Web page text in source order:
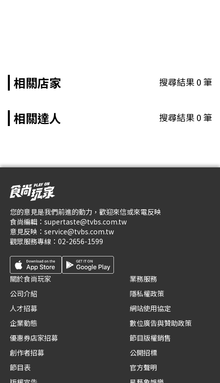
相關店家 搜尋結果0筆
相關達人 搜尋結果0筆
您的意見是我們前進的動力，歡迎來信或來電反映
食尚編輯： supertaste@tvbs.com.tw
意見反映： service@tvbs.com.tw
觀眾服務專線： 02-2656-1599
關於食尚玩家
公司介紹
人才招募
企業動態
優惠券店家招募
創作者招募
節目表
業務服務
隱私權政策
網站使用協定
數位廣告與贊助政策
節目版權銷售
公開招標
官方聲明